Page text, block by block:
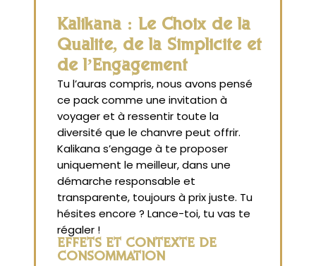
Kalikana : Le Choix de la
Qualité, de la Simplicité et
de l’Engagement
Tu l’auras compris, nous avons pensé
ce pack comme une invitation à
voyager et à ressentir toute la
diversité que le chanvre peut offrir.
Kalikana s’engage à te proposer
uniquement le meilleur, dans une
démarche responsable et
transparente, toujours à prix juste. Tu
hésites encore ? Lance-toi, tu vas te
régaler !
EFFETS ET CONTEXTE DE
CONSOMMATION